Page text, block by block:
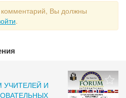
комментарий, Вы должны
.
И